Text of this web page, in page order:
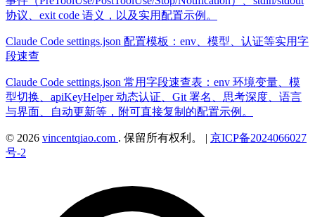
协议、exit code 语义，以及实用配置示例。
Claude Code settings.json 配置模板：env、模型、认证等实用字
段速查
Claude Code settings.json 常用字段速查表：env 环境变量、模
型切换、apiKeyHelper 动态认证、Git 署名、思考深度、语言
与界面、自动更新等，附可直接复制的配置示例。
© 2026 vincentqiao.com . 保留所有权利。 | 京ICP备2024066027
号-2